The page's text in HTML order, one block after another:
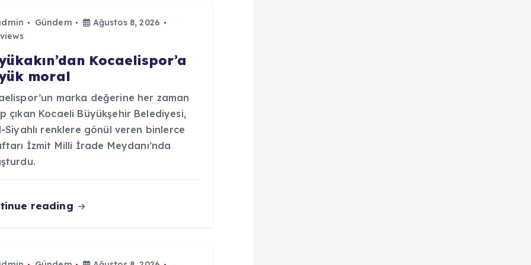
Gündem
Ağustos 8, 2026
Kocaelispor’a
moral
marka değerine her zaman
çıkan Kocaeli Büyükşehir Belediyesi,
Siyahlı renklere gönül veren binlerce
İzmit Milli İrade Meydanı’nda
reading